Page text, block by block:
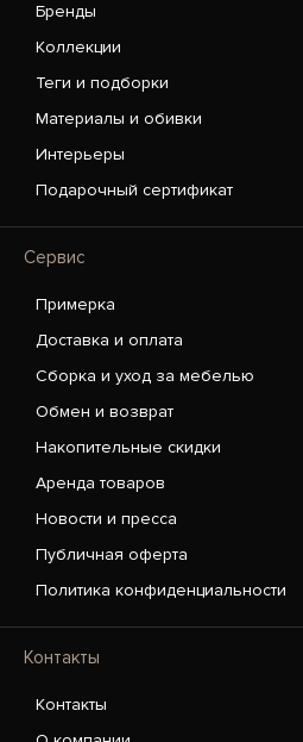
Бренды
Коллекции
Теги и подборки
Материалы и обивки
Интерьеры
Подарочный сертификат
Сервис
Примерка
Доставка и оплата
Сборка и уход за мебелью
Обмен и возврат
Накопительные скидки
Аренда товаров
Новости и пресса
Публичная оферта
Политика конфиденциальности
Контакты
Контакты